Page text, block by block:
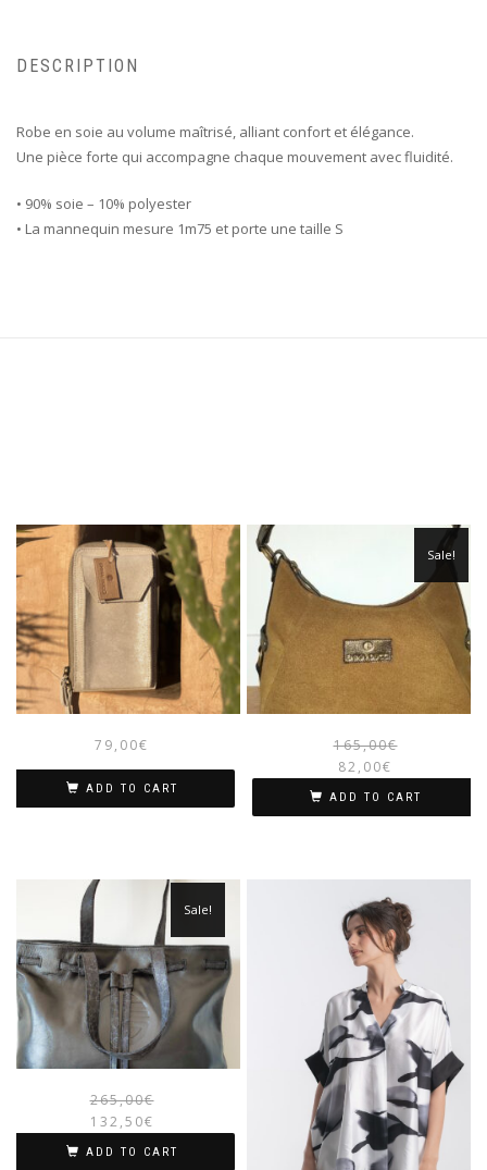
DESCRIPTION
Robe en soie au volume maîtrisé, alliant confort et élégance.
Une pièce forte qui accompagne chaque mouvement avec fluidité.
• 90% soie – 10% polyester
• La mannequin mesure 1m75 et porte une taille S
79,00€
ADD TO CART
Sale!
165,00€
82,00€
ADD TO CART
Sale!
265,00€
132,50€
ADD TO CART